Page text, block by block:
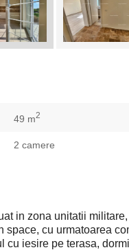
49 m2
2 camere
in zona unitatii
space, cu urmatoarea
cu iesire pe terasa,